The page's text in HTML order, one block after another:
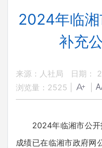
2024年临
补充
来源：人社局
日期：
浏览量： 2525
2024年临湘市公开
成绩已在临湘市政府网